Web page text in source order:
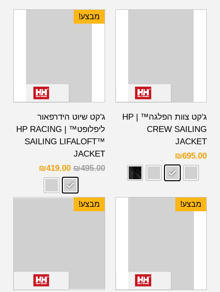
ג'קט צוות הפלגה™ | HP
CREW SAILING
JACKET
₪695.00
מבצע!
ג'קט שיוט הידרפאור
ליפלופט™ | HP RACING
SAILING LIFALOFT™
JACKET
₪495.00
₪419.00
מבצע! מבצע!